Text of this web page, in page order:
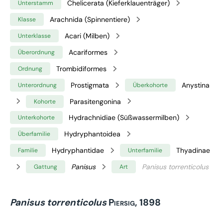
Unterstamm Chelicerata (Kieferklauenträger)
Klasse Arachnida (Spinnentiere)
Unterklasse Acari (Milben)
Überordnung Acariformes
Ordnung Trombidiformes
Unterordnung Prostigmata Überkohorte Anystina
Kohorte Parasitengonina
Unterkohorte Hydrachnidiae (Süßwassermilben)
Überfamilie Hydryphantoidea
Familie Hydryphantidae Unterfamilie Thyadinae
Gattung Panisus Art Panisus torrenticolus
Panisus torrenticolus Piersig, 1898